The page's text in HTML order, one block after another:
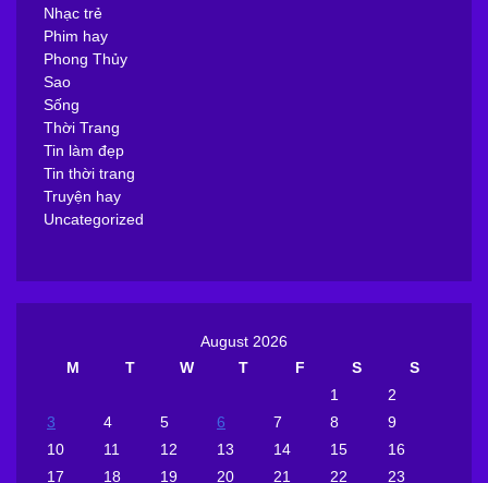
Nhạc trẻ
Phim hay
Phong Thủy
Sao
Sống
Thời Trang
Tin làm đẹp
Tin thời trang
Truyện hay
Uncategorized
August 2026
M
T W T F S
S
1
2
3
4 5 6 7 8
9
10
11 12 13 14 15
16
17
18 19 20 21 22 23